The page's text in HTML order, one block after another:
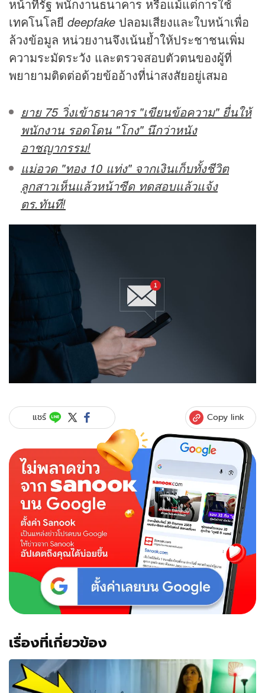
หน้าที่รัฐ พนักงานธนาคาร หรือแม้แต่การใช้
เทคโนโลยี deepfake ปลอมเสียงและใบหน้าเพื่อ
ล้วงข้อมูล หน่วยงานจึงเน้นย้ำให้ประชาชนเพิ่ม
ความระมัดระวัง และตรวจสอบตัวตนของผู้ที่
พยายามติดต่อด้วยข้ออ้างที่น่าสงสัยอยู่เสมอ
ยาย 75 วิ่งเข้าธนาคาร "เขียนข้อความ" ยื่นให้
พนักงาน รอดโดน "โกง" นึกว่าหนัง
อาชญากรรม!
แม่อวด "ทอง 10 แท่ง" จากเงินเก็บทั้งชีวิต
ลูกสาวเห็นแล้วหน้าซีด ทดสอบแล้วแจ้ง
ตร.ทันที!
แชร์ Copy link
เรื่องที่เกี่ยวข้อง